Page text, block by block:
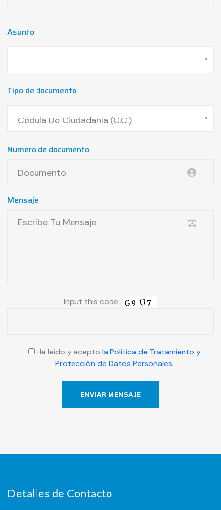
Asunto
Tipo de documento
Cédula De Ciudadanía (C.C.)
Numero de documento
Mensaje
Input this code:
He leido y acepto la Política de Tratamiento y
Protección de Datos Personales.
ENVIAR MENSAJE
Detalles de Contacto